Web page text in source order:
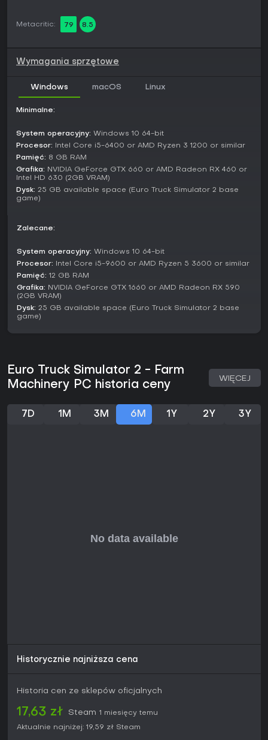
zleceń oferuje krótkoterminowe kontrakty skupione na
dostawach rolnych, idealne dla graczy z ograniczonym
Funkcje i ładunki
autonomiczne traktory wymagające ostrożnego
manewrowania. Nowe dostawy do zakładów
przemysłowych poszerzają wykorzystanie mapy, bez
Sprzęt marki Owl
NarzędziaGreenler do zbiorów i prac w terenie
Różnorodne opcje przyczep dopasowane do
wymiarów ładunków
Czy warto grać?
transportowe. Odbiór graczy to 83% pozytywnych opinii na
modeli i przystępnej ceny. Wydane w lipcu 2025 roku,
pozostaje wspierane przez aktualizacje podstawowej gry,
przewozy, to świetny dodatek dla nowicjuszy i weteranów
Metacritic: 79 8.5
Wymagania sprzętowe
Windows macOS Linux
Minimalne:
System operacyjny: Windows 10 64-bit
Procesor: Intel Core i5-6400 or AMD Ryzen 3 1200 or similar
Pamięć: 8 GB RAM
Grafika: NVIDIA GeForce GTX 660 or AMD Radeon RX 460 or
Intel HD 630 (2GB VRAM)
Dysk: 25 GB available space (Euro Truck Simulator 2 base
game)
Zalecane:
System operacyjny: Windows 10 64-bit
Procesor: Intel Core i5-9600 or AMD Ryzen 5 3600 or similar
Pamięć: 12 GB RAM
Grafika: NVIDIA GeForce GTX 1660 or AMD Radeon RX 590
(2GB VRAM)
Dysk: 25 GB available space (Euro Truck Simulator 2 base
game)
Euro Truck Simulator 2 - Farm
Machinery PC historia ceny
WIĘCEJ
7D 1M 3M 6M 1Y 2Y 3Y
Historycznie najniższa cena
Historia cen ze sklepów oficjalnych
17,63 zł Steam 1 miesięcy temu
Aktualnie najniżej: 19,59 zł Steam